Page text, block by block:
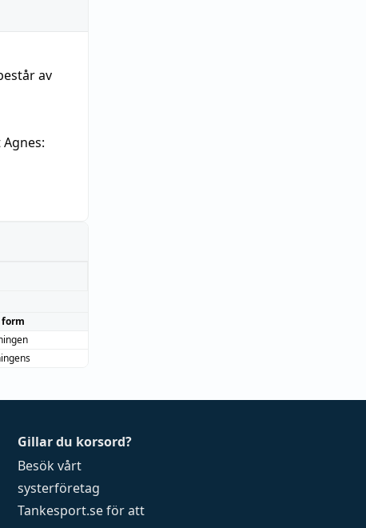
av
Gillar du korsord?
Besök vårt
systerföretag
Tankesport.seför att